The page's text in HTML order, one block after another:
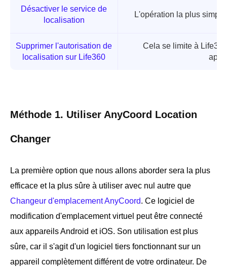
Désactiver le service de
localisation
L'opération la plus
Supprimer l'autorisation de
localisation sur Life360
Cela se limite à
Méthode 1. Utiliser AnyCoord Location
Changer
La première option que nous allons aborder sera la plus
efficace et la plus sûre à utiliser avec nul autre que
Changeur d'emplacement AnyCoord. Ce logiciel de
modification d'emplacement virtuel peut être connecté
aux appareils Android et iOS. Son utilisation est plus
sûre, car il s'agit d'un logiciel tiers fonctionnant sur un
appareil complètement différent de votre ordinateur. De